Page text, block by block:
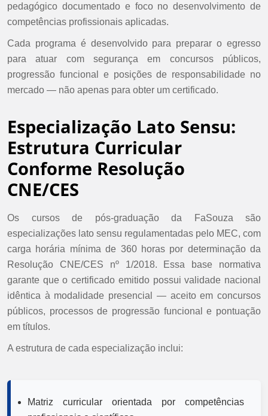
pedagógico documentado e foco no desenvolvimento de
competências profissionais aplicadas.
Cada programa é desenvolvido para preparar o egresso
para atuar com segurança em concursos públicos,
progressão funcional e posições de responsabilidade no
mercado — não apenas para obter um certificado.
Especialização Lato Sensu:
Estrutura Curricular
Conforme Resolução
CNE/CES
Os cursos de pós-graduação da FaSouza são
especializações lato sensu regulamentadas pelo MEC, com
carga horária mínima de 360 horas por determinação da
Resolução CNE/CES nº 1/2018. Essa base normativa
garante que o certificado emitido possui validade nacional
idêntica à modalidade presencial — aceito em concursos
públicos, processos de progressão funcional e pontuação
em títulos.
A estrutura de cada especialização inclui:
Matriz curricular orientada por competências